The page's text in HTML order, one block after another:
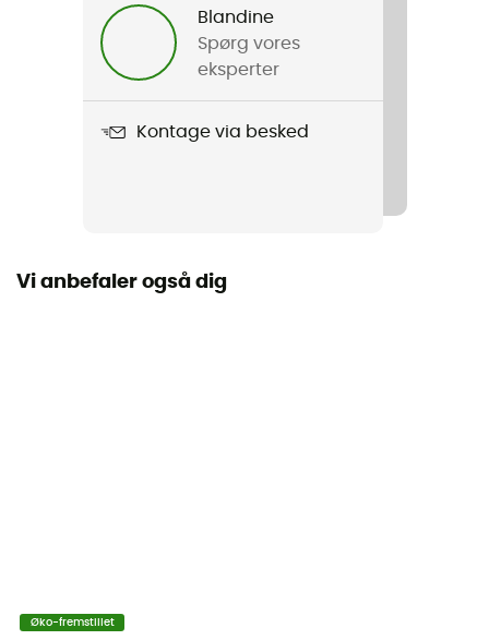
Termisk beskyttelse
Blandine
Spørg vores
eksperter
Kontage via besked
Vi anbefaler også dig
Øko-fremstillet